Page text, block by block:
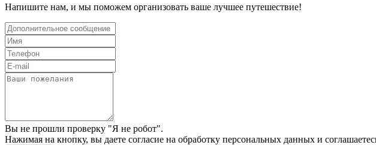
Напишите нам, и мы поможем организовать ваше лучшее путешествие!
Вы не прошли проверку "Я не робот".
Нажимая на кнопку, вы даете согласие на обработку персональных данных и